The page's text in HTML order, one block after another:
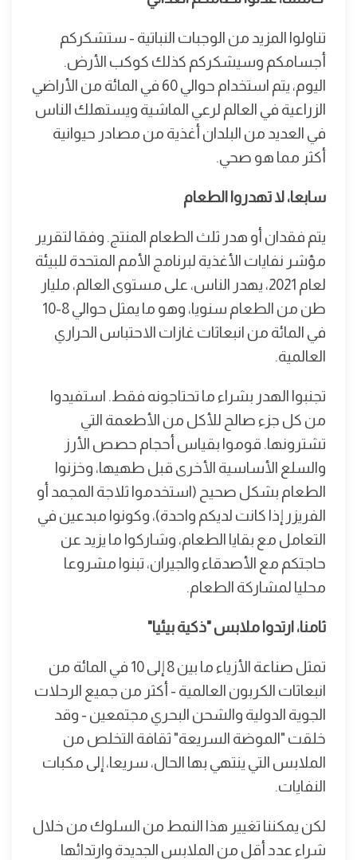
تناولوا المزيد من الوجبات النباتية - ستشكركم
أجسامكم وسيشكركم كذلك كوكب الأرض.
اليوم، يتم استخدام حوالي 60 في المائة من الأراضي
الزراعية في العالم لرعي الماشية ويستهلك الناس
في العديد من البلدان أغذية من مصادر حيوانية
أكثر مما هو صحي.
سابعا، لا تهدروا الطعام
يتم فقدان أو هدر ثلث الطعام المنتج. وفقا لتقرير
مؤشر نفايات الأغذية لبرنامج الأمم المتحدة للبيئة
لعام 2021، يهدر الناس، على مستوى العالم، مليار
طن من الطعام سنويا، وهو ما يمثل حوالي 8-10
في المائة من انبعاثات غازات الاحتباس الحراري
العالمية.
تجنبوا الهدر بشراء ما تحتاجونه فقط. استفيدوا
من كل جزء صالح للأكل من الأطعمة التي
تشترونها. قوموا بقياس أحجام حصص الأرز
والسلع الأساسية الأخرى قبل طهيها، وخزنوا
الطعام بشكل صحيح (استخدموا ثلاجة المجمد أو
الفريزر إذا كانت لديكم واحدة)، وكونوا مبدعين في
التعامل مع بقايا الطعام، وشاركوا ما يزيد عن
حاجتكم مع الأصدقاء والجيران، تبنوا مشروعا
محليا لمشاركة الطعام.
ثامنا، ارتدوا ملابس "ذكية بيئيا"
تمثل صناعة الأزياء ما بين 8 إلى 10 في المائة من
انبعاثات الكربون العالمية - أكثر من جميع الرحلات
الجوية الدولية والشحن البحري مجتمعين - وقد
خلقت "الموضة السريعة" ثقافة التخلص من
الملابس التي ينتهي بها الحال، سريعا، إلى مكبات
النفايات.
لكن يمكننا تغيير هذا النمط من السلوك من خلال
شراء عدد أقل من الملابس الجديدة وارتدائها